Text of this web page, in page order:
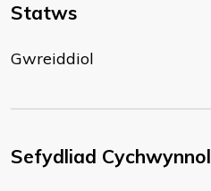
Statws
Gwreiddiol
Sefydliad Cychwynnol